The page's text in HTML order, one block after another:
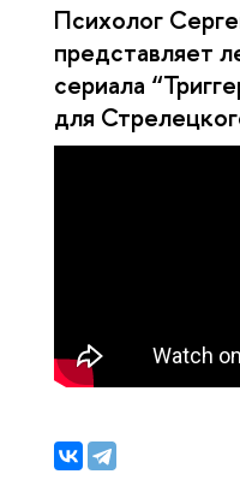
Психолог
представляет
сериала
для